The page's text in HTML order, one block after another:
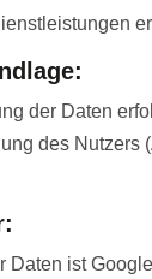
der Daten
des Nutzers
Daten ist